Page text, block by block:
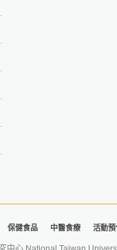
保健食品 中醫食療 活動預